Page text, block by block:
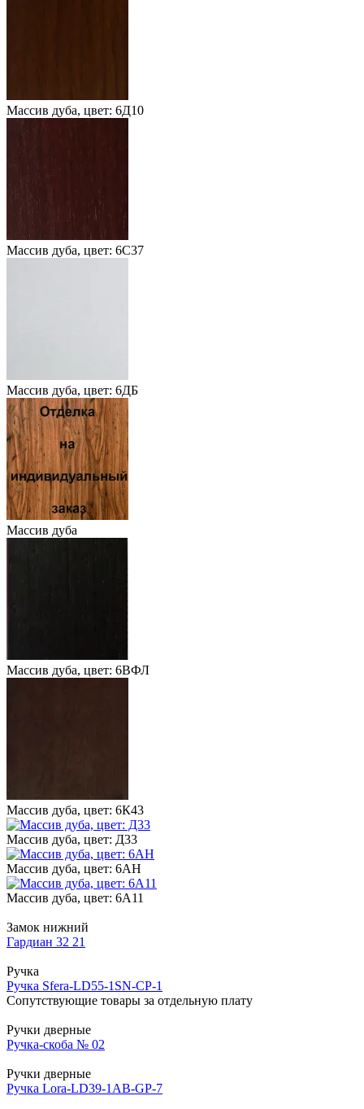
Массив дуба, цвет: 6Д10
Массив дуба, цвет: 6С37
Массив дуба, цвет: 6ДБ
Массив дуба
Массив дуба, цвет: 6ВФЛ
Массив дуба, цвет: 6К43
Массив дуба, цвет: Д33
Массив дуба, цвет: 6АН
Массив дуба, цвет: 6А11
Замок нижний
Гардиан 32 21
Ручка
Ручка Sfera-LD55-1SN-CP-1
Сопутствующие товары за отдельную плату
Ручки дверные
Ручка-скоба № 02
Ручки дверные
Ручка Lora-LD39-1AB-GP-7